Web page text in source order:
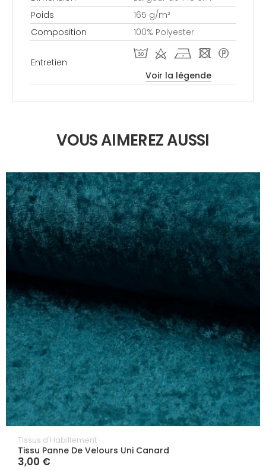
Poids
165 g/m²
Composition
100% Polyester
Entretien
T d h - *
Voir la légende
VOUS AIMEREZ AUSSI
Tissus d'Habillement
Tissu Panne De Velours Uni Canard
3,00 €